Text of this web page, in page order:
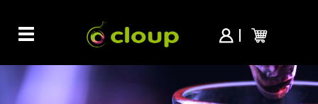
Toggle
navigation